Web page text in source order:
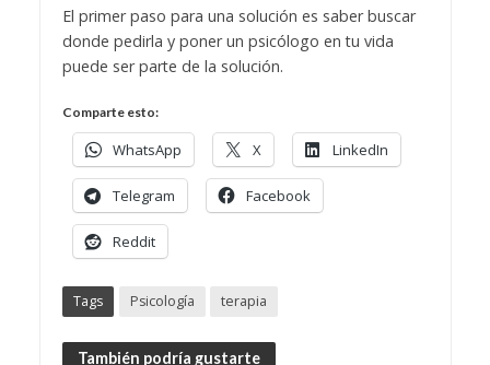
El primer paso para una solución es saber buscar
donde pedirla y poner un psicólogo en tu vida
puede ser parte de la solución.
Comparte esto:
WhatsApp X LinkedIn
Telegram Facebook
Reddit
Tags Psicología terapia
También podría gustarte